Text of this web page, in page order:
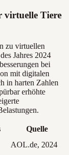
virtuelle Tiere
zu virtuellen
Jahres 2024
bei
mit digitalen
in harten Zahlen
erhöhte
Quelle
AOL.de, 2024